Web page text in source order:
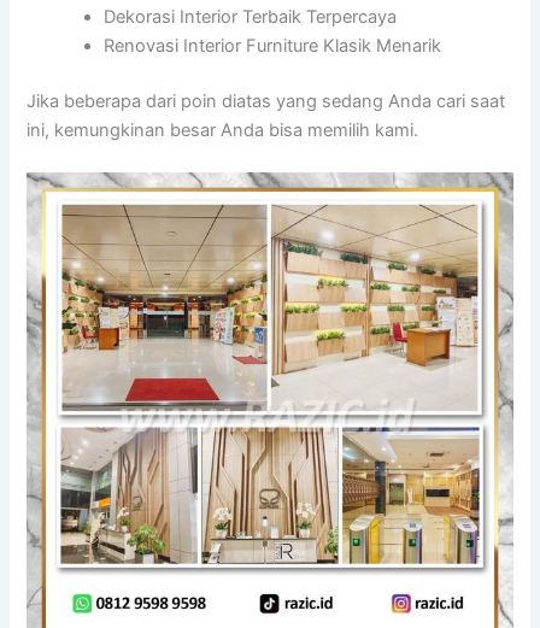
Dekorasi Interior Terbaik Terpercaya
Renovasi Interior Furniture Klasik Menarik
Jika beberapa dari poin diatas yang sedang Anda cari saat
ini, kemungkinan besar Anda bisa memilih kami.